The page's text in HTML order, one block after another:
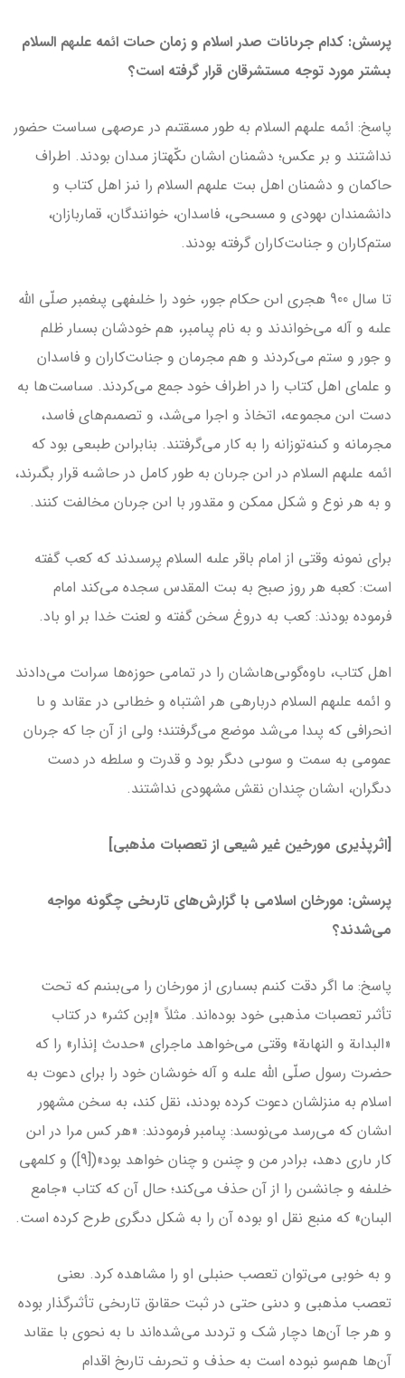
پرسش: كدام جرىانات صدر اسلام و زمان حىات ائمه علىهم السلام
بىشتر مورد توجه مستشرقان قرار گرفته است؟
پاسخ: ائمه علىهم السلام به طور مسقتىم در عرصه­ى سىاست حضور
نداشتند و بر عكس؛ دشمنان اىشان ىكّه­تاز مىدان بودند. اطراف
حاكمان و دشمنان اهل بىت‌ علىهم السلام را نىز اهل كتاب و
دانشمندان ىهودى و مسىحى، فاسدان، خوانندگان، قماربازان،
ستم‌كاران و جناىت‌كاران گرفته بودند.
تا سال 900 هجرى اىن حكام جور، خود را خلىفه­ى پىغمبر صلّى الله
علىه و آله مى‌خواندند و به نام پىامبر، هم خودشان بسىار ظلم
و جور و ستم مى‌كردند و هم مجرمان و جناىت‌كاران و فاسدان
و علماى اهل كتاب را در اطراف خود جمع مى‌كردند. سىاست‌ها به
دست اىن مجموعه، اتخاذ و اجرا مى‌شد، و تصمىم‌هاى فاسد،
مجرمانه و كىنه‌توزانه را به كار مى‌گرفتند. بنابراىن طبىعى بود كه
ائمه علىهم السلام در اىن جرىان به طور كامل در حاشىه قرار بگىرند،
و به هر نوع و شكل ممكن و مقدور با اىن جرىان مخالفت كنند.
براى نمونه وقتى از امام باقر علىه السلام پرسىدند كه كعب گفته
است: كعبه هر روز صبح به بىت المقدس سجده مى‌كند امام
فرموده بودند: كعب به دروغ سخن گفته و لعنت خدا بر او باد.
اهل كتاب، ىاوه‌گوىى‌هاىشان را در تمامى حوزه‌ها سراىت مى‌دادند
و ائمه علىهم السلام درباره­ى هر اشتباه و خطاىى در عقاىد و ىا
انحرافى كه پىدا مى‌شد موضع مى‌گرفتند؛ ولى از آن جا كه جرىان
عمومى به سمت و سوىى دىگر بود و قدرت و سلطه در دست
دىگران، اىشان چندان نقش مشهودى نداشتند.
[اثرپذیری مورخین غیر شیعی از تعصبات مذهبی]
پرسش: مورخان اسلامى با گزارش‌هاى تارىخى چگونه مواجه
مى‌شدند؟
پاسخ: ما اگر دقت كنىم بسىارى از مورخان را مى‌بىنىم كه تحت
تأثىر تعصبات مذهبى خود بوده‌اند. مثلاً «إبن كثىر» در کتاب
«البداىة و النهاىة» وقتى مى‌خواهد ماجراى «حدىث إنذار» را كه
حضرت رسول صلّى الله علىه و آله خوىشان خود را براى دعوت به
اسلام به منزلشان دعوت كرده بودند، نقل كند، به سخن مشهور
اىشان كه مى‌رسد مى‌نوىسد: پىامبر فرمودند: «هر كس مرا در اىن
كار ىارى دهد، برادر من و چنىن و چنان خواهد بود»([9]) و كلمه­ى
خلىفه و جانشىن را از آن حذف مى‌كند؛ حال آن كه کتاب «جامع
البىان» كه منبع نقل او بوده آن را به شكل دىگرى طرح كرده است.
و به خوبى مى‌توان تعصب حنبلى او را مشاهده كرد. ىعنى
تعصب مذهبى و دىنى حتى در ثبت حقاىق تارىخى تأثىر­گذار بوده
و هر جا آن‌ها دچار شک و تردىد مى‌شده‌اند ىا به نحوى با عقاىد
آن‌ها هم‌سو نبوده است به حذف و تحرىف تارىخ اقدام